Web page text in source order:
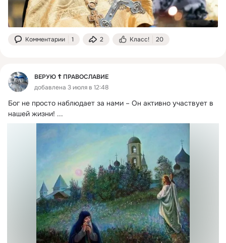
Комментарии 1 2 Класс! 20
ВЕРУЮ ☦️ ПРАВОСЛАВИЕ
добавлена 3 июля в 12:48
Бог не просто наблюдает за нами – Он активно участвует в
нашей жизни! ...